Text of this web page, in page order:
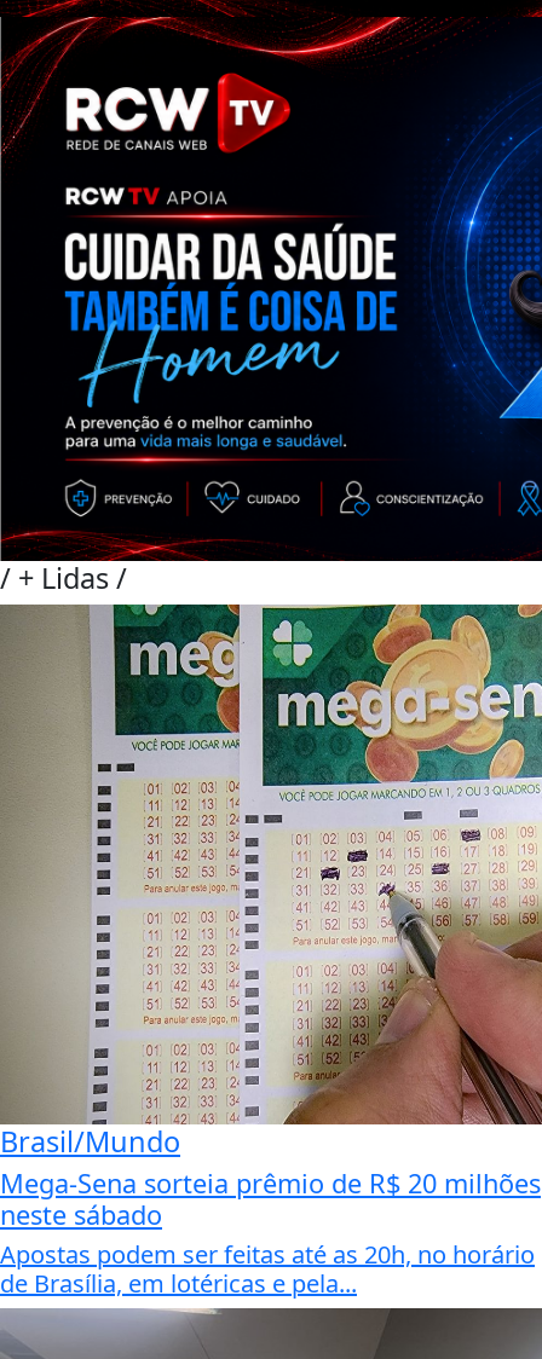
/ + Lidas/
Brasil/Mundo
Mega-Sena sorteia prêmio de R$ 20 milhões
neste sábado
Apostas podem ser feitas até as 20h, no horário
de Brasília, em lotéricas e pela...